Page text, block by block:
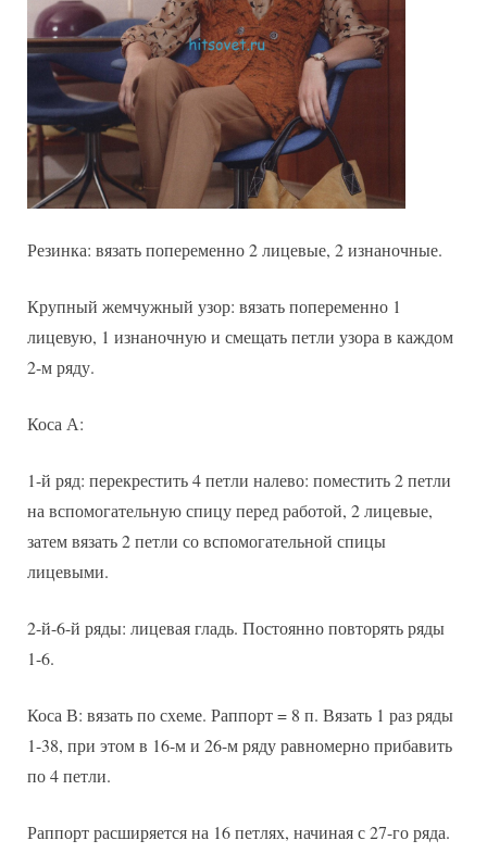
Резинка: вязать попеременно 2 лицевые, 2 изнаночные.
Крупный жемчужный узор: вязать попеременно 1
лицевую, 1 изнаночную и смещать петли узора в каждом
2-м ряду.
Коса А:
1-й ряд: перекрестить 4 петли налево: поместить 2 петли
на вспомогательную спицу перед работой, 2 лицевые,
затем вязать 2 петли со вспомогательной спицы
лицевыми.
2-й-6-й ряды: лицевая гладь. Постоянно повторять ряды
1-6.
Коса В: вязать по схеме. Раппорт = 8 п. Вязать 1 раз ряды
1-38, при этом в 16-м и 26-м ряду равномерно прибавить
по 4 петли.
Раппорт расширяется на 16 петлях, начиная с 27-го ряда.